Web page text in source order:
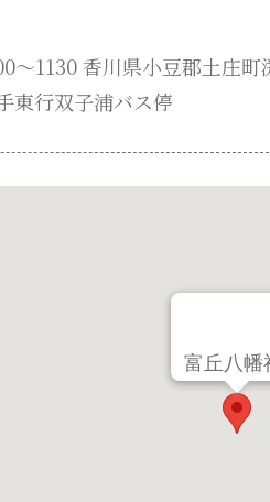
1130 香川県小豆郡土庄町
東行双子浦バス停
富丘八幡